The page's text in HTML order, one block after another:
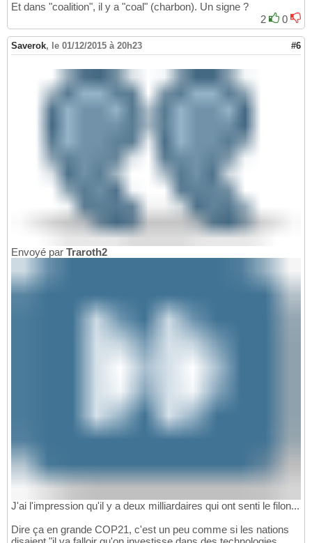
Et dans "coalition", il y a "coal" (charbon). Un signe ?
2
0
Saverok, le 01/12/2015 à 20h23 #6
Envoyé par Traroth2
J'ai l'impression qu'il y a deux milliardaires qui ont senti le filon...
Dire ça en grande COP21, c'est un peu comme si les nations